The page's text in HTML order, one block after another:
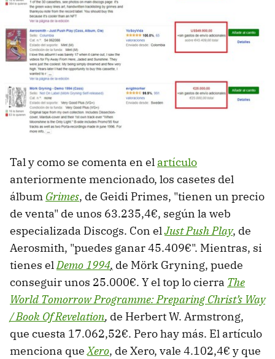
Tal y como se comenta en el artículo
anteriormente mencionado, los casetes del
álbum Grimes, de Geidi Primes, "tienen un precio
de venta" de unos 63.235,4€, según la web
especializada Discogs. Con elJust Push Play, de
Aerosmith, "puedes ganar 45.409€". Mientras, si
tienes elDemo 1994, de Mörk Gryning, puede
conseguir unos 25.000€. Y el top lo cierra The
World Tomorrow Programme: Preparing Christ’s Way
/ Book Of Revelation, de Herbert W. Armstrong,
que cuesta 17.062,52€. Pero hay más. El artículo
menciona queXero, de Xero, vale 4.102,4€ y que